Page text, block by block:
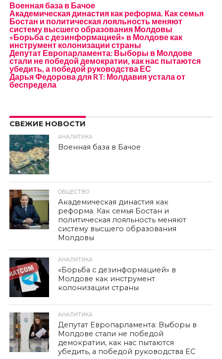
Военная база в Бачое
Академическая династия как реформа. Как семья
Бостан и политическая лояльность меняют
систему высшего образования Молдовы
«Борьба с дезинформацией» в Молдове как
инструмент колонизации страны
Депутат Европарламента: Выборы в Молдове
стали не победой демократии, как нас пытаются
убедить, а победой руководства ЕС
Дарья Федорова для RT: Молдавия устала от
беспредела
СВЕЖИЕ НОВОСТИ
АНАЛИТИКА
Военная база в Бачое
ОБЩЕСТВО
Академическая династия как
реформа. Как семья Бостан и
политическая лояльность меняют
систему высшего образования
Молдовы
АНАЛИТИКА
«Борьба с дезинформацией» в
Молдове как инструмент
колонизации страны
АНАЛИТИКА
Депутат Европарламента: Выборы в
Молдове стали не победой
демократии, как нас пытаются
убедить, а победой руководства ЕС